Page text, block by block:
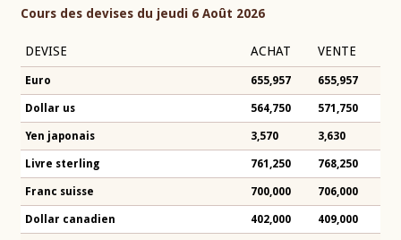
Cours des devises du jeudi 6 Août 2026
DEVISE ACHAT VENTE
Euro 655,957 655,957
Dollar us 564,750 571,750
Yen japonais 3,570 3,630
Livre sterling 761,250 768,250
Franc suisse 700,000 706,000
Dollar canadien 402,000 409,000